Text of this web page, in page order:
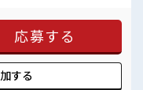
までの赴任交通費規定支
の持ち込みOK！ 《住
オシゴト》 あなたのライ
べます♪ 明るすぎたり奇
由でOK(詳しくは担当へ)☆
の悩みが解消♪ 制服通勤
応募する
する